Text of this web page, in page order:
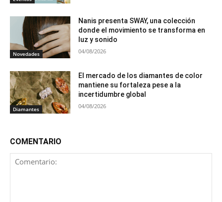
Novedades
Nanis presenta SWAY, una colección
donde el movimiento se transforma en
luz y sonido
04/08/2026
Diamantes
El mercado de los diamantes de color
mantiene su fortaleza pese a la
incertidumbre global
04/08/2026
COMENTARIO